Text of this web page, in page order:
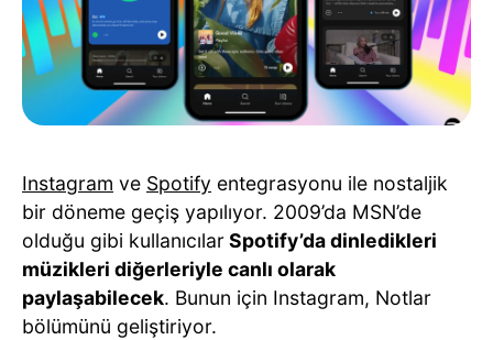
Instagram ve Spotify entegrasyonu ile nostaljik
bir döneme geçiş yapılıyor. 2009’da MSN’de
olduğu gibi kullanıcılarSpotify’da dinledikleri
müzikleri diğerleriyle canlı olarak
paylaşabilecek. Bunun için Instagram, Notlar
bölümünü geliştiriyor.